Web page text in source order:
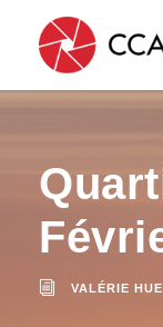
VALÉRIE